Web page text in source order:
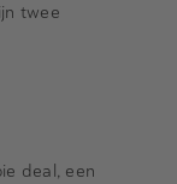
twee
deal, een